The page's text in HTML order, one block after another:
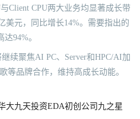
Client CPU两大业务均显著成长带
美元，同比增长14%。需要指出的
94%。
续聚焦AI PC、Server和HPC/AI加
等品牌合作，维持高成长动能。
大九天投资EDA初创公司九之星